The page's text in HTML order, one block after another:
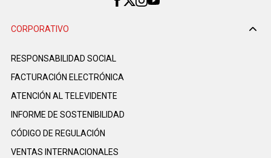
CORPORATIVO
RESPONSABILIDAD SOCIAL
FACTURACIÓN ELECTRÓNICA
ATENCIÓN AL TELEVIDENTE
INFORME DE SOSTENIBILIDAD
CÓDIGO DE REGULACIÓN
VENTAS INTERNACIONALES